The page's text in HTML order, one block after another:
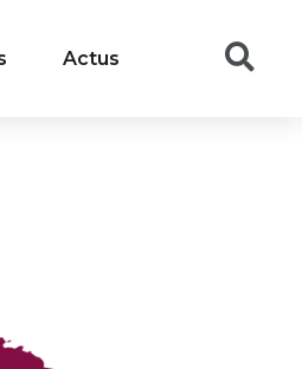
Actus